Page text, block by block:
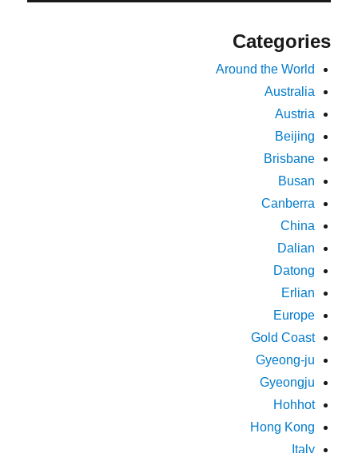
Categories
Around the World
Australia
Austria
Beijing
Brisbane
Busan
Canberra
China
Dalian
Datong
Erlian
Europe
Gold Coast
Gyeong-ju
Gyeongju
Hohhot
Hong Kong
Italy